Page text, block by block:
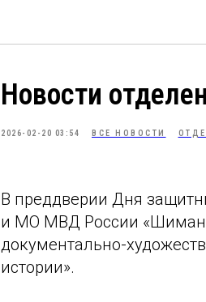
Новости
2026-02-20 03:54 ВСЕ НОВОСТИ
В преддверии Дня
и МО МВД России
документально-
истории».